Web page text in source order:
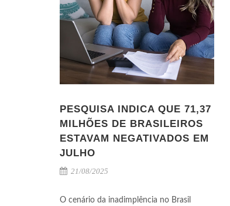
PESQUISA INDICA QUE 71,37
MILHÕES DE BRASILEIROS
ESTAVAM NEGATIVADOS EM
JULHO
21/08/2025
O cenário da inadimplência no Brasil